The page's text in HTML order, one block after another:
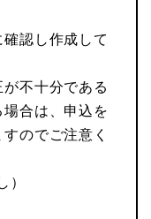
認し作成して
不十分である
合は、申込を
のでご注意く
）